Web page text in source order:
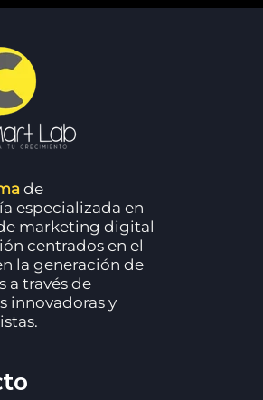
de
especializada en
marketing digital
centrados en el
la generación de
a través de
innovadoras y